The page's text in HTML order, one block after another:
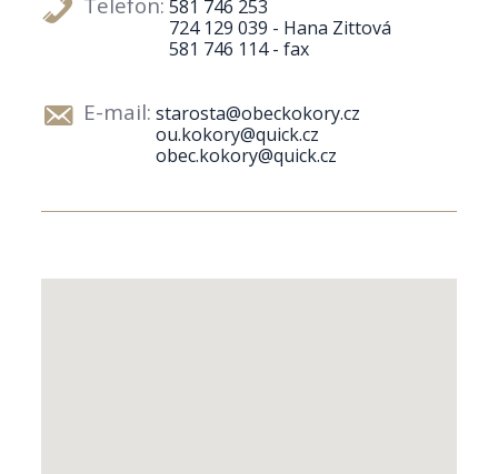
Telefon: 581 746 253
724 129 039 - Hana Zittová
581 746 114 - fax
E-mail: starosta@obeckokory.cz
ou.kokory@quick.cz
obec.kokory@quick.cz